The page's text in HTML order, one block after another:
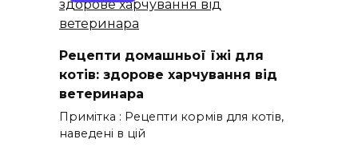
Рецепти домашньої їжі для
котів: здорове харчування від
ветеринара
Примітка : Рецепти кормів для котів,
наведені в цій